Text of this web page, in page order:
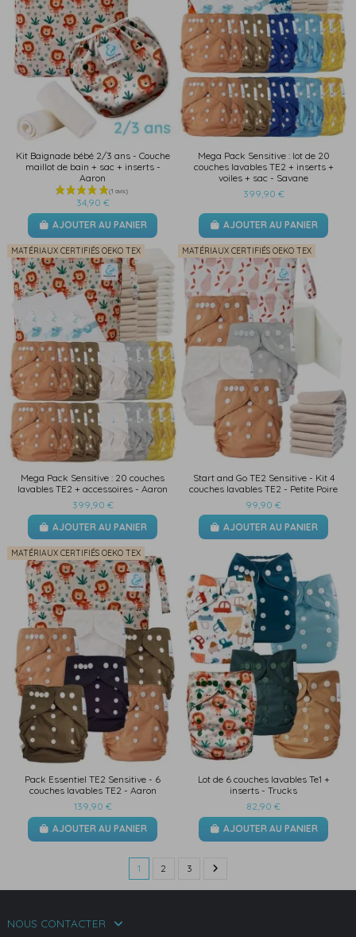
Kit Baignade bébé 2/3 ans - Couche
maillot de bain + sac + inserts -
Aaron
34,90 €
AJOUTER AU PANIER
Mega Pack Sensitive : lot de 20
couches lavables TE2 + inserts +
voiles + sac - Savane
399,90 €
AJOUTER AU PANIER
MATÉRIAUX CERTIFIÉS OEKO TEX
Mega Pack Sensitive : 20 couches
lavables TE2 + accessoires - Aaron
399,90 €
AJOUTER AU PANIER
MATÉRIAUX CERTIFIÉS OEKO TEX
Start and Go TE2 Sensitive - Kit 4
couches lavables TE2 - Petite Poire
99,90 €
AJOUTER AU PANIER
MATÉRIAUX CERTIFIÉS OEKO TEX
Pack Essentiel TE2 Sensitive - 6
couches lavables TE2 - Aaron
139,90 €
AJOUTER AU PANIER
Lot de 6 couches lavables Te1 +
inserts - Trucks
82,90 €
AJOUTER AU PANIER
1 2 3
NOUS CONTACTER